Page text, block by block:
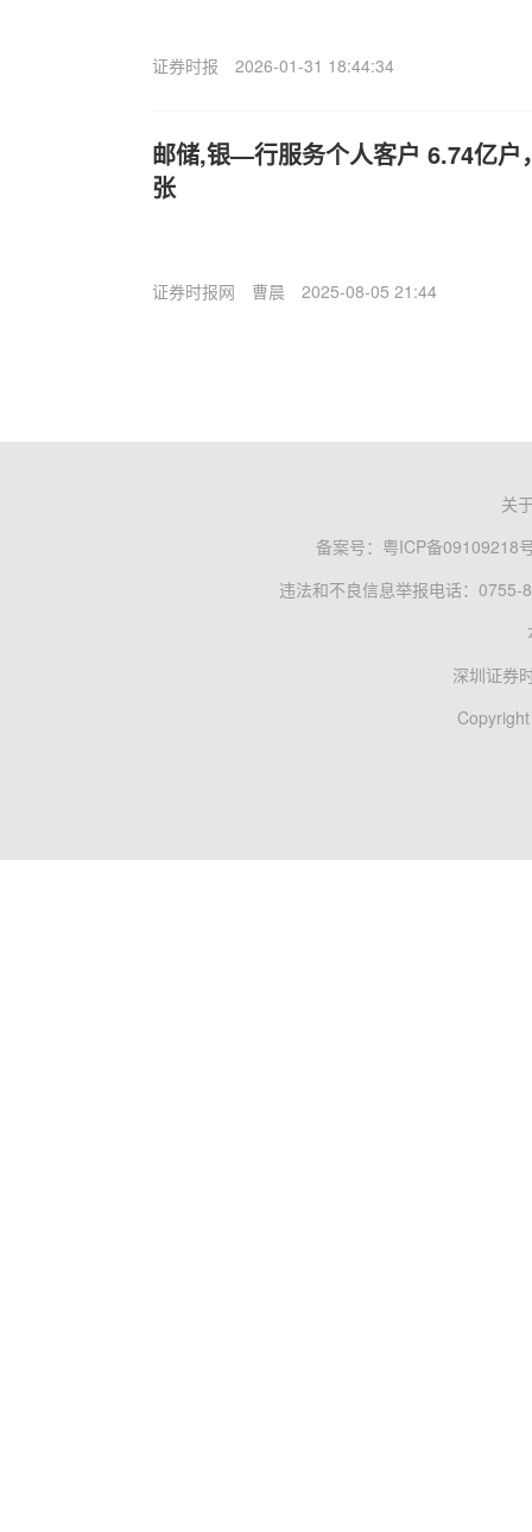
证券时报 2026-01-31 18:44:34
邮储,银—行服务个人客户 6.74亿户
张
证券时报网 曹晨 2025-08-05 21:44
关
备案号： 粤ICP备09109218
违法和不良信息举报电话：0755-
深圳证券